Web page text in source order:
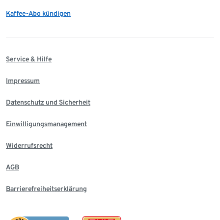
Kaffee-Abo kündigen
Service & Hilfe
Impressum
Datenschutz und Sicherheit
Einwilligungsmanagement
Widerrufsrecht
AGB
Barrierefreiheitserklärung